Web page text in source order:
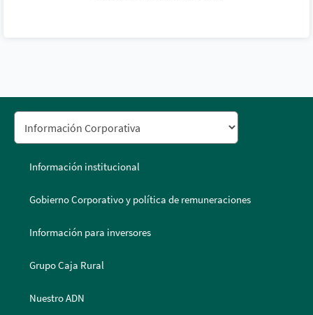
Información institucional
Gobierno Corporativo y política de remuneraciones
Información para inversores
Grupo Caja Rural
Nuestro ADN